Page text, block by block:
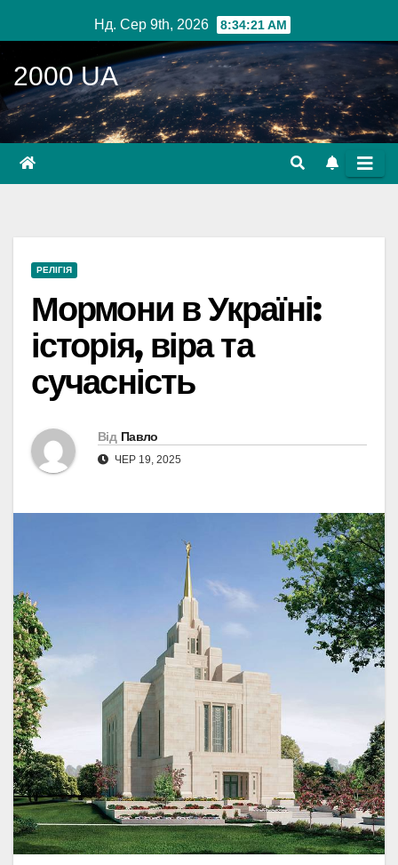
до
вмісту
Нд. Сер 9th, 2026 8:34:22 AM
2000 UA
РЕЛІГІЯ
Мормони в Україні:
історія, віра та
сучасність
Від Павло
ЧЕР 19, 2025